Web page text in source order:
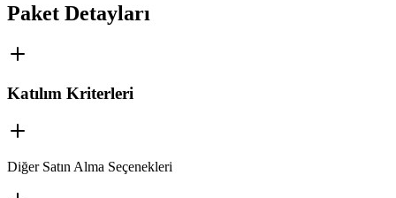
Paket Detayları
Katılım Kriterleri
Diğer Satın Alma Seçenekleri